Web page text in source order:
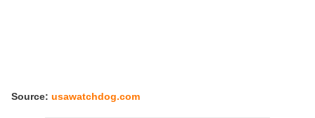
Source: usawatchdog.com